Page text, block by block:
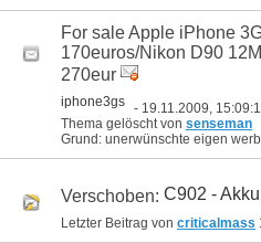
For sale Apple iPhone
170euros/Nikon D90
270eur
iphone3gs - 19.11.2009,
Thema gelöscht von senseman
Grund: unerwünschte eigen
Verschoben: C902 -
Letzter Beitrag von criticalmass